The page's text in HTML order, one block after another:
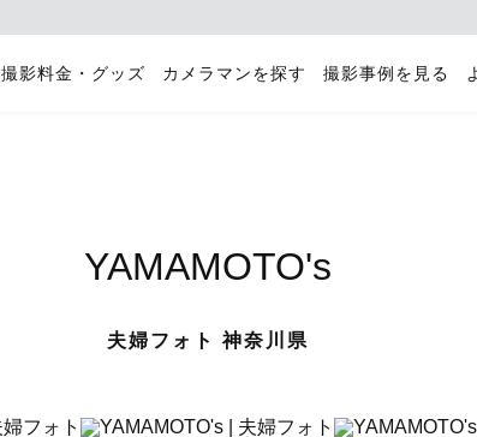
撮影料金・グッズ カメラマンを探す 撮影事例を見る
YAMAMOTO's
夫婦フォト 神奈川県